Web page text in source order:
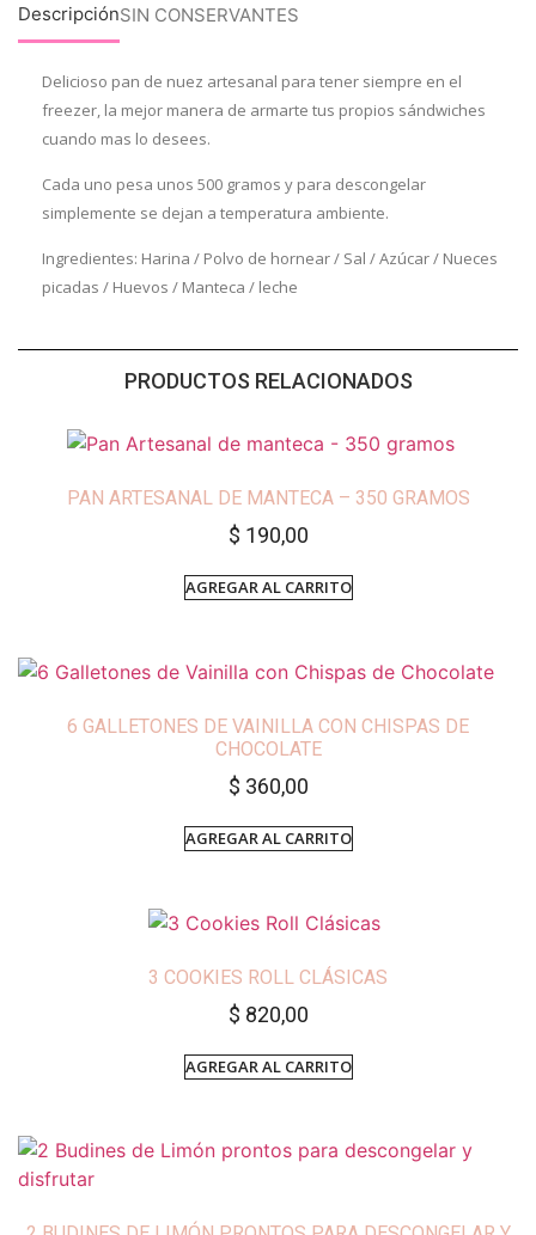
DescripciónSIN CONSERVANTES
Delicioso pan de nuez artesanal para tener siempre en el
freezer, la mejor manera de armarte tus propios sándwiches
cuando mas lo desees.
Cada uno pesa unos 500 gramos y para descongelar
simplemente se dejan a temperatura ambiente.
Ingredientes: Harina / Polvo de hornear / Sal / Azúcar / Nueces
picadas / Huevos / Manteca / leche
PRODUCTOS RELACIONADOS
PAN ARTESANAL DE MANTECA – 350 GRAMOS
$ 190,00
AGREGAR AL CARRITO
6 GALLETONES DE VAINILLA CON CHISPAS DE
CHOCOLATE
$ 360,00
AGREGAR AL CARRITO
3 COOKIES ROLL CLÁSICAS
$ 820,00
AGREGAR AL CARRITO